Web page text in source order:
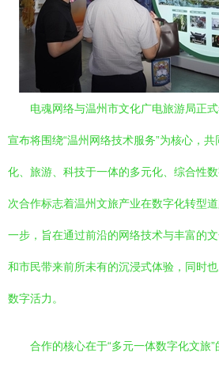
电魂网络与温州市文化广电旅游局正
宣布将围绕“温州网络技术服务”为核心，
化、旅游、科技于一体的多元化、综合性
次合作标志着温州文旅产业在数字化转型
一步，旨在通过前沿的网络技术与丰富的
和市民带来前所未有的沉浸式体验，同时
数字活力。
合作的核心在于“多元一体数字化文旅